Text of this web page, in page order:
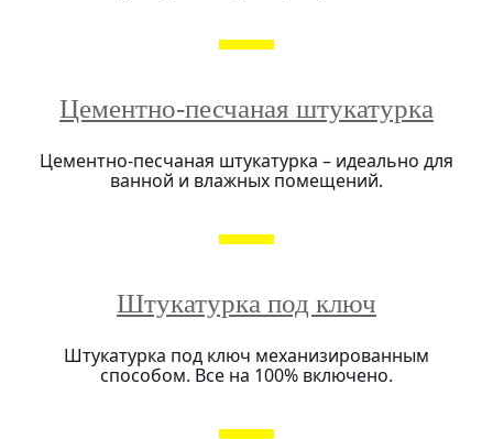
Цементно-песчаная штукатурка
Цементно-песчаная штукатурка – идеально для
ванной и влажных помещений.
Штукатурка под ключ
Штукатурка под ключ механизированным
способом. Все на 100% включено.